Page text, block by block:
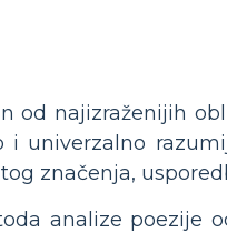
od najizraženijih
i univerzalno
značenja,
analize poezije